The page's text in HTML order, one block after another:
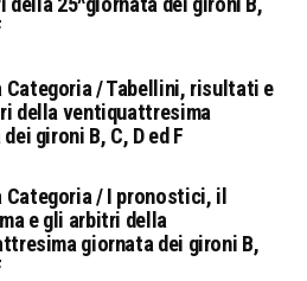
Categoria / Tabellini, risultati e
della ventiquattresima
gironi B, C, D ed F
Categoria / I pronostici, il
e gli arbitri della
giornata dei gironi B,